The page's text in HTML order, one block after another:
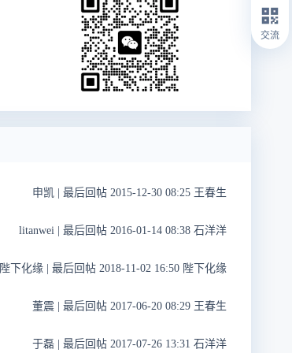
申凯 最后回帖 2015-12-30 08:25 王春生
litanwei 最后回帖 2016-01-14 08:38 石洋洋
陛下化缘 最后回帖 2018-11-02 16:50 陛下化缘
董震 最后回帖 2017-06-20 08:29 王春生
于磊 最后回帖 2017-07-26 13:31 石洋洋
交流